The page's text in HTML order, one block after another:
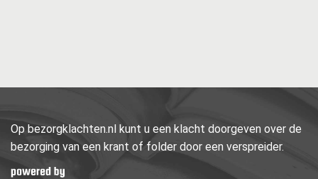
Op bezorgklachten.nl kunt u een klacht doorgeven over de
bezorging van een krant of folder door een verspreider.